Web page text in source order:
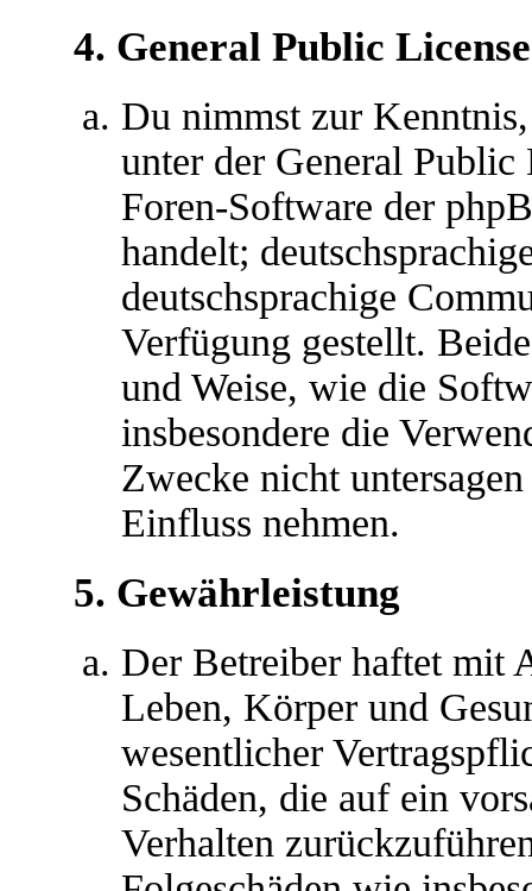
4. General Public License
Du nimmst zur
unter der General
Foren-Software der
handelt;
deutschsprachige
Verfügung gestellt.
und Weise, wie die
insbesondere die
Zwecke nicht
Einfluss nehmen.
5. Gewährleistung
Der Betreiber haftet mit
Leben, Körper und
wesentlicher
Schäden, die auf ein
Verhalten